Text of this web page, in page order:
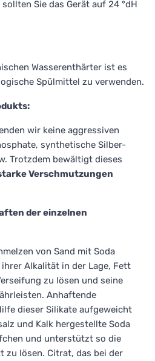
Sie das Gerät auf 24 °dH
Wasserenthärter ist es
Spülmittel zu verwenden.
wir keine aggressiven
synthetische Silber-
Trotzdem bewältigt dieses
Verschmutzungen
der einzelnen
von Sand mit Soda
Alkalität in der Lage, Fett
zu lösen und seine
Anhaftende
dieser Silikate aufgeweicht
und Kalk hergestellte Soda
und unterstützt so die
zu lösen. Citrat, das bei der